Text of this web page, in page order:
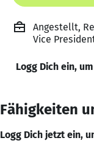
Angestellt,
Vice
Logg Dich ein,
Fähigkeiten
Logg Dich jetzt ein,